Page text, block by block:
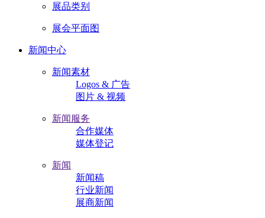
展品类别
展会平面图
新闻中心
新闻素材
Logos & 广告
图片 & 视频
新闻服务
合作媒体
媒体登记
新闻
新闻稿
行业新闻
展商新闻